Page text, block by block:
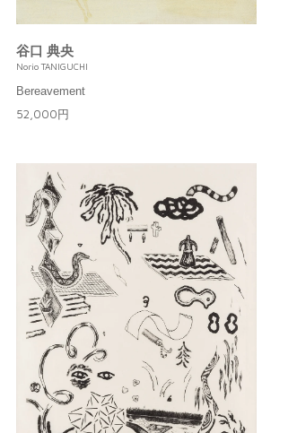
谷口 典央
Norio TANIGUCHI
Bereavement
52,000円